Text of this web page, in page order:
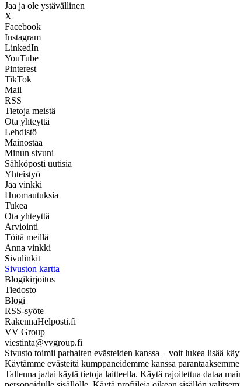
Jaa ja ole ystävällinen
X
Facebook
Instagram
LinkedIn
YouTube
Pinterest
TikTok
Mail
RSS
Tietoja meistä
Ota yhteyttä
Lehdistö
Mainostaa
Minun sivuni
Sähköposti uutisia
Yhteistyö
Jaa vinkki
Huomautuksia
Tukea
Ota yhteyttä
Arviointi
Töitä meillä
Anna vinkki
Sivulinkit
Sivuston kartta
Blogikirjoitus
Tiedosto
Blogi
RSS-syöte
RakennaHelposti.fi
VV Group
viestinta@vvgroup.fi
Sivusto toimii parhaiten evästeiden kanssa – voit lukea lisää
Käytämme evästeitä kumppaneidemme kanssa
Tallenna ja/tai käytä tietoja laitteella. Käytä rajoitettua dataa